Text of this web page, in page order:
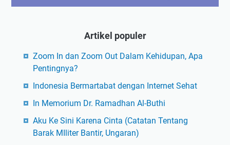
Artikel populer
Zoom In dan Zoom Out Dalam Kehidupan, Apa
Pentingnya?
Indonesia Bermartabat dengan Internet Sehat
In Memorium Dr. Ramadhan Al-Buthi
Aku Ke Sini Karena Cinta (Catatan Tentang
Barak MIliter Bantir, Ungaran)